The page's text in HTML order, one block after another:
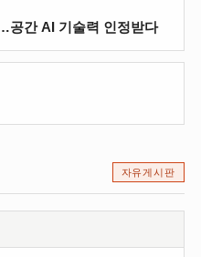
공간 AI 기술력 인정받다
자유게시판